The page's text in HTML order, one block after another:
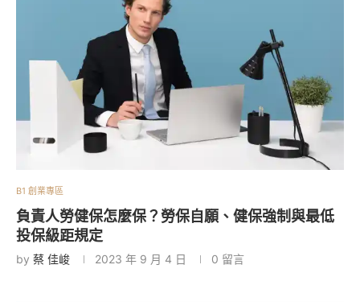
B1 創業專區
負責人勞健保怎麼保？勞保自願、健保強制與最低
投保級距規定
by 蔡 佳峻 2023 年 9 月 4 日 0 留言